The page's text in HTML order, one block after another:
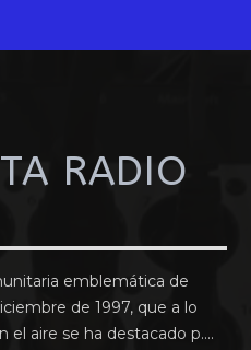
RADIO
emblemática de
de 1997, que a lo
el aire se ha destacado p....